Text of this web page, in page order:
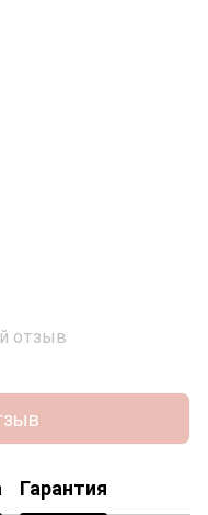
отзыв
Гарантия